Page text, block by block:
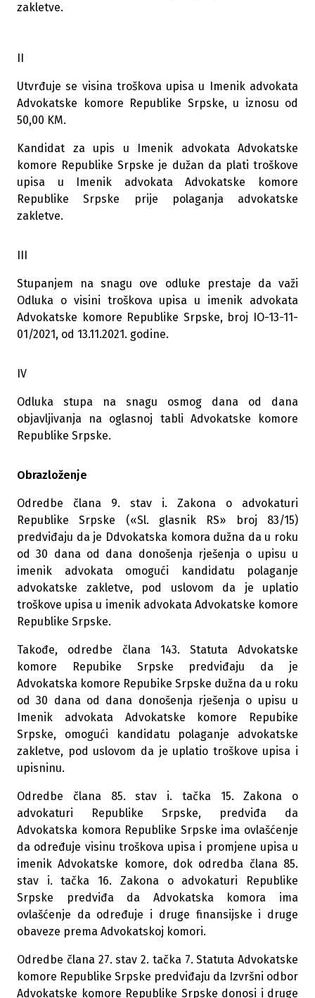
zakletve.
II
Utvrđuje se visina troškova upisa u Imenik advokata
Advokatske komore Republike Srpske, u iznosu od
50,00 KM.
Kandidat za upis u Imenik advokata Advokatske
komore Republike Srpske je dužan da plati troškove
upisa u Imenik advokata Advokatske komore
Republike Srpske prije polaganja advokatske
zakletve.
III
Stupanjem na snagu ove odluke prestaje da važi
Odluka o visini troškova upisa u imenik advokata
Advokatske komore Republike Srpske, broj IO-13-11-
01/2021, od 13.11.2021. godine.
IV
Odluka stupa na snagu osmog dana od dana
objavljivanja na oglasnoj tabli Advokatske komore
Republike Srpske.
Obrazloženje
Odredbe člana 9. stav i. Zakona o advokaturi
Republike Srpske («Sl. glasnik RS» broj 83/15)
predviđaju da je Ddvokatska komora dužna da u roku
od 30 dana od dana donošenja rješenja o upisu u
imenik advokata omogući kandidatu polaganje
advokatske zakletve, pod uslovom da je uplatio
troškove upisa u imenik advokata Advokatske komore
Republike Srpske.
Takođe, odredbe člana 143. Statuta Advokatske
komore Repubike Srpske predviđaju da je
Advokatska komore Repubike Srpske dužna da u roku
od 30 dana od dana donošenja rješenja o upisu u
Imenik advokata Advokatske komore Repubike
Srpske, omogući kandidatu polaganje advokatske
zakletve, pod uslovom da je uplatio troškove upisa i
upisninu.
Odredbe člana 85. stav i. tačka 15. Zakona o
advokaturi Republike Srpske, predviđa da
Advokatska komora Republike Srpske ima ovlašćenje
da određuje visinu troškova upisa i promjene upisa u
imenik Advokatske komore, dok odredba člana 85.
stav i. tačka 16. Zakona o advokaturi Republike
Srpske predviđa da Advokatska komora ima
ovlašćenje da određuje i druge finansijske i druge
obaveze prema Advokatskoj komori.
Odredbe člana 27. stav 2. tačka 7. Statuta Advokatske
komore Republike Srpske predviđaju da Izvršni odbor
Advokatske komore Republike Srpske donosi i druge